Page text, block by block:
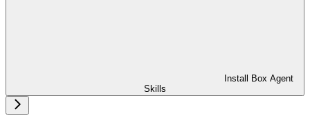
Install Box Agent
Skills